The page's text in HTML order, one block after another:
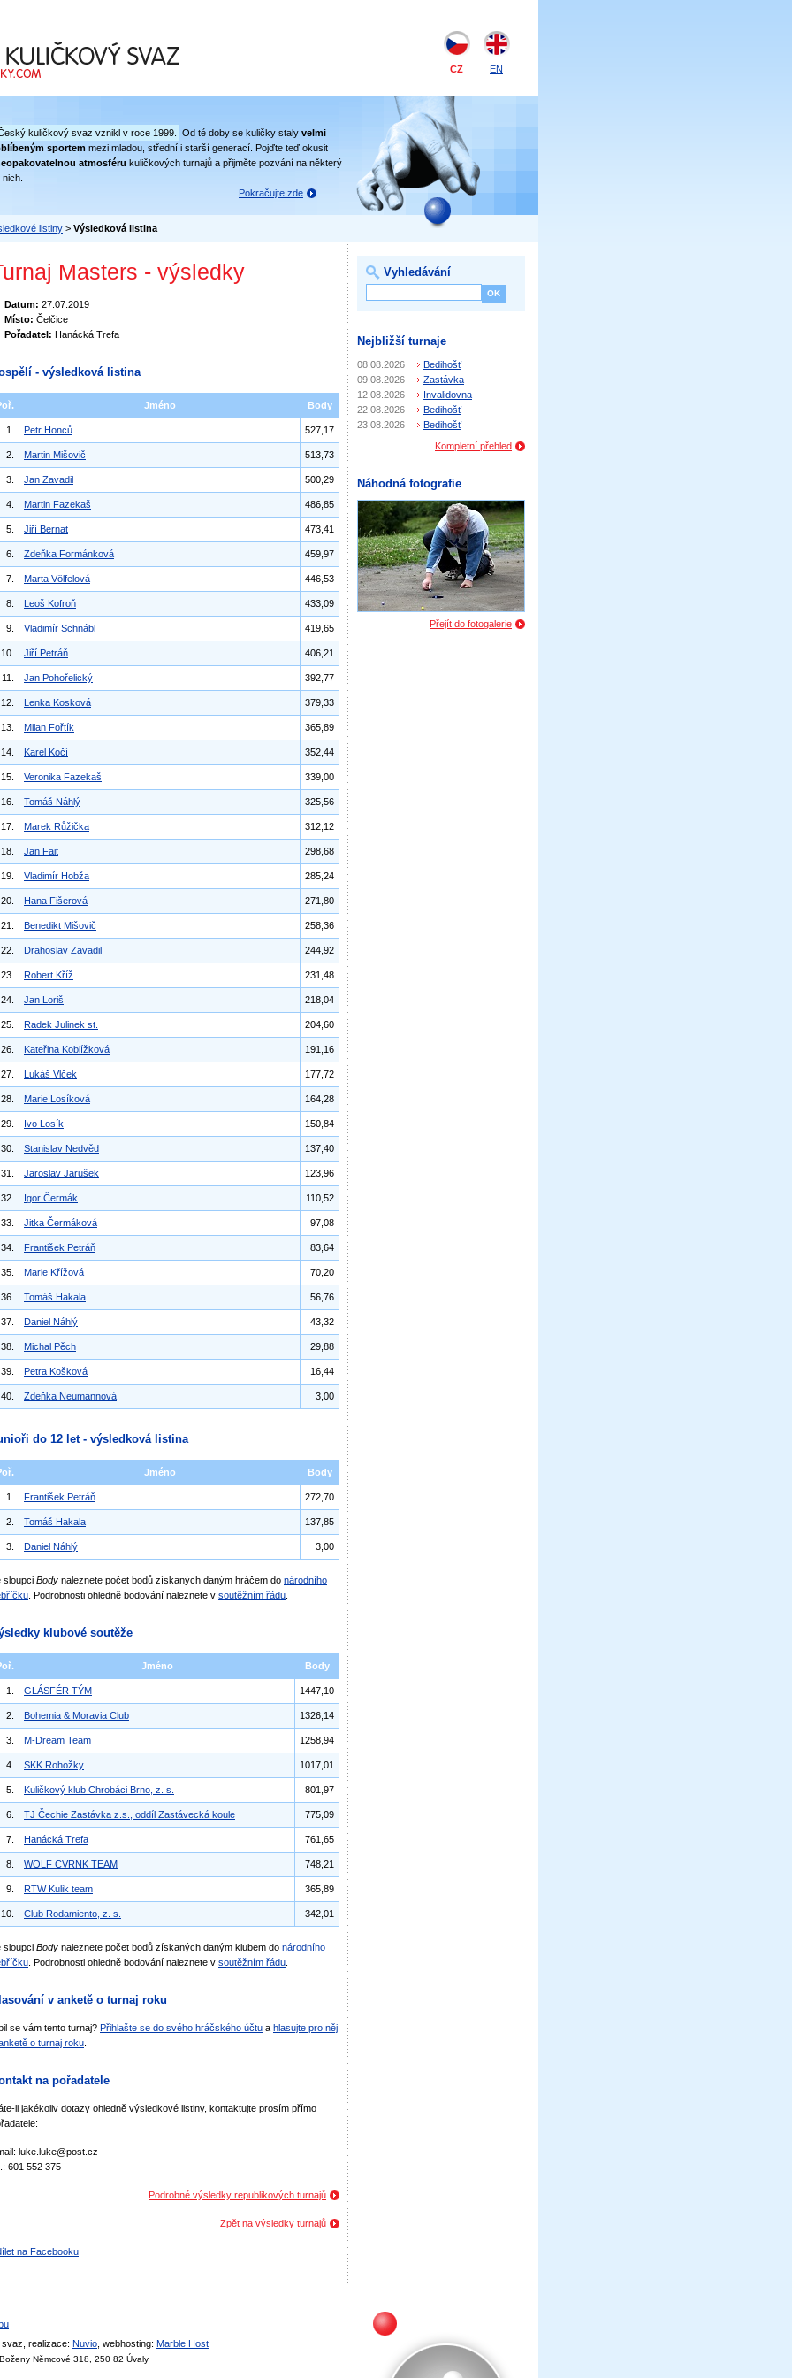
CZ EN
kuličkový svaz vznikl v roce 1999. Od té doby se kuličky staly velmi
sportem mezi mladou, střední i starší generací. Pojďte teď okusit
atmosféru kuličkových turnajů a přijměte pozvání na některý
nich.
Pokračujte zde
listiny > Výsledková listina
Masters - výsledky
Datum: 27.07.2019
Místo: Čelčice
Pořadatel: Hanácká Trefa
- výsledková listina
Jméno Body
1. Petr Honců 527,17
2. Martin Mišovič 513,73
3. Jan Zavadil 500,29
4. Martin Fazekaš 486,85
5. Jiří Bernat 473,41
6. Zdeňka Formánková 459,97
7. Marta Völfelová 446,53
8. Leoš Kofroň 433,09
9. Vladimír Schnábl 419,65
10. Jiří Petráň 406,21
11. Jan Pohořelický 392,77
12. Lenka Kosková 379,33
13. Milan Fořtík 365,89
14. Karel Kočí 352,44
15. Veronika Fazekaš 339,00
16. Tomáš Náhlý 325,56
17. Marek Růžička 312,12
18. Jan Fait 298,68
19. Vladimír Hobža 285,24
20. Hana Fišerová 271,80
21. Benedikt Mišovič 258,36
22. Drahoslav Zavadil 244,92
23. Robert Kříž 231,48
24. Jan Loriš 218,04
25. Radek Julinek st. 204,60
26. Kateřina Koblížková 191,16
27. Lukáš Vlček 177,72
28. Marie Losíková 164,28
29. Ivo Losík 150,84
30. Stanislav Nedvěd 137,40
31. Jaroslav Jarušek 123,96
32. Igor Čermák 110,52
33. Jitka Čermáková 97,08
34. František Petráň 83,64
35. Marie Křížová 70,20
36. Tomáš Hakala 56,76
37. Daniel Náhlý 43,32
38. Michal Pěch 29,88
39. Petra Košková 16,44
40. Zdeňka Neumannová 3,00
do 12 let - výsledková listina
Jméno Body
1. František Petráň 272,70
2. Tomáš Hakala 137,85
3. Daniel Náhlý 3,00
sloupci Body naleznete počet bodů získaných daným hráčem do národního
. Podrobnosti ohledně bodování naleznete v soutěžním řádu
klubové soutěže
Jméno Body
1. GLÁSFÉR TÝM 1447,10
2. Bohemia & Moravia Club 1326,14
3. M-Dream Team 1258,94
4. SKK Rohožky 1017,01
5. Kuličkový klub Chrobáci Brno, z. s. 801,97
6. TJ Čechie Zastávka z.s., oddíl Zastávecká koule 775,09
7. Hanácká Trefa 761,65
8. WOLF CVRNK TEAM 748,21
9. RTW Kulik team 365,89
10. Club Rodamiento, z. s. 342,01
sloupci Body naleznete počet bodů získaných daným klubem do národního
. Podrobnosti ohledně bodování naleznete v soutěžním řádu
v anketě o turnaj roku
se vám tento turnaj? Přihlašte se do svého hráčského účtu a hlasujte pro něj
o turnaj roku
na pořadatele
li jakékoliv dotazy ohledně výsledkové listiny, kontaktujte prosím přímo
luke.luke@post.cz
601 552 375
Podrobné výsledky republikových turnajů
Zpět na výsledky turnajů
na Facebooku
Vyhledávání
Nejbližší turnaje
08.08.2026
Bedihošť
09.08.2026
Zastávka
12.08.2026
Invalidovna
22.08.2026
Bedihošť
23.08.2026
Bedihošť
Kompletní přehled
Náhodná fotografie
Přejít do fotogalerie
realizace: Nuvio , webhosting: Marble Host
Němcové 318, 250 82 Úvaly